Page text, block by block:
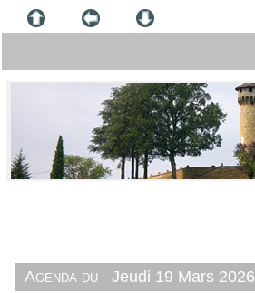
Agenda du Jeudi 19 Mars 2026